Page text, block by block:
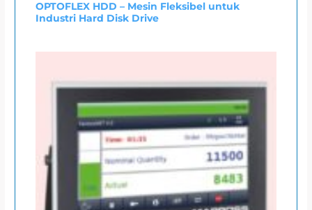
OPTOFLEX HDD – Mesin Fleksibel untuk
Industri Hard Disk Drive